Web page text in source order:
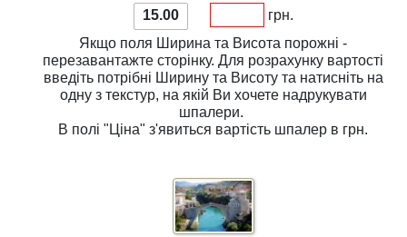
15.00
грн.
Якщо поля Ширина та Висота порожні -
перезавантажте сторінку. Для розрахунку вартості
введіть потрібні Ширинута Висотута натисніть на
одну з текстур, на якій Ви хочете надрукувати
шпалери.
В полі"Ціна" з'явиться вартість шпалер в грн.